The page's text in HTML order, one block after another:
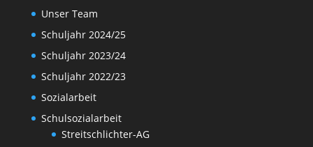
Unser Team
Schuljahr 2024/25
Schuljahr 2023/24
Schuljahr 2022/23
Sozialarbeit
Schulsozialarbeit
Streitschlichter-AG